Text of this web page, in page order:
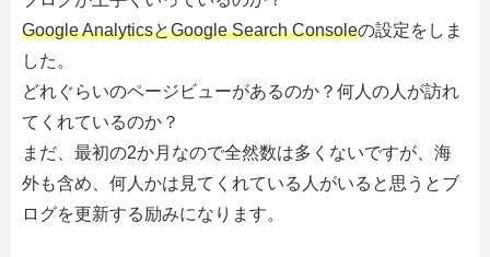
Google AnalyticsとGoogle Search Consoleの設定をしま
した。
どれぐらいのページビューがあるのか？何人の人が訪れ
てくれているのか？
まだ、最初の2か月なので全然数は多くないですが、海
外も含め、何人かは見てくれている人がいると思うとブ
ログを更新する励みになります。